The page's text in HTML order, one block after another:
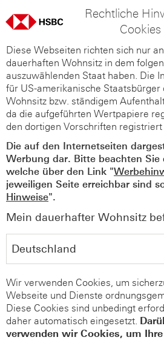
Rechtliche
Cookies
Diese Webseiten richten sich nur
dauerhaften Wohnsitz in dem
auszuwählenden Staat haben. Die
für US-amerikanische Staatsbürger
Wohnsitz bzw. ständigem
da die aufgeführten Wertpapiere
den dortigen Vorschriften
Die auf den Internetseiten
Werbung dar. Bitte beachten Sie
welche über den Link "
jeweiligen Seite erreichbar sind
Hinweise".
Mein dauerhafter Wohnsitz
Wir verwenden Cookies, um
Webseite und Dienste
Diese Cookies sind unbedingt
daher automatisch eingesetzt.
verwenden wir Cookies, um